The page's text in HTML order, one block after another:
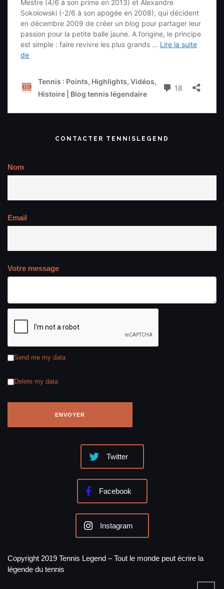
CONTACTER TENNISLEGEND
Nom
Email
Votre message
Send me my data
Delete my data
Twitter
Facebook
Instagram
Copyright 2019 Tennis Legend – Tout le monde peut écrire la
légende du tennis